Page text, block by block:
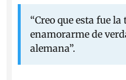
“Creo que esta fue
enamorarme de
alemana”.